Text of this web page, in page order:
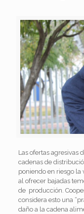
Las ofertas agresivas
cadenas de
poniendo en riesgo
al ofrecer bajadas
de producción.
considera esto una
daño a la cadena